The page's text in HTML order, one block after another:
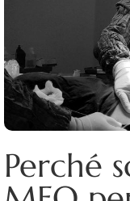
Perché